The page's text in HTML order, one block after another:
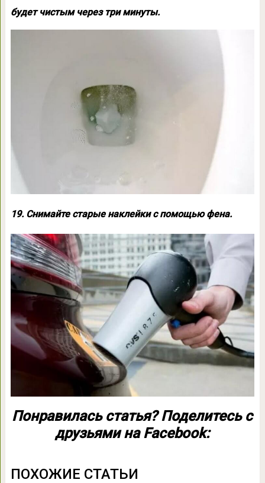
будет чистым через три минуты.
19. Снимайте старые наклейки с помощью фена.
Понравилась статья? Поделитесь с
друзьями на Facebook:
ПОХОЖИЕ СТАТЬИ